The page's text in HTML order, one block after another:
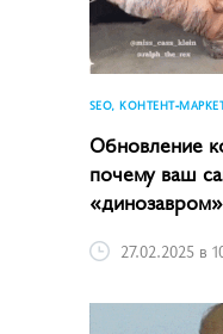
SEO, КОНТЕНТ-
Обновление
почему ваш
27.02.2025 в